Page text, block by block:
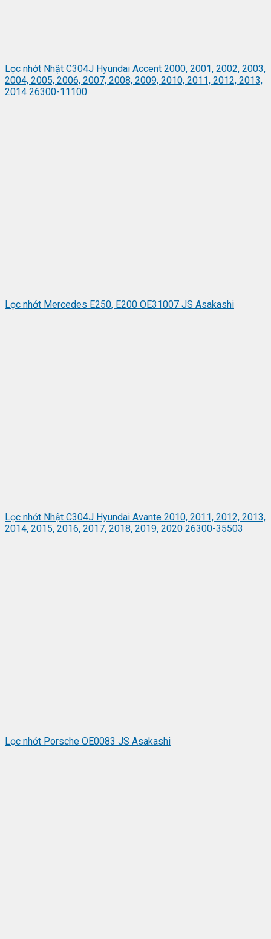
Lọc nhớt Nhật C304J Hyundai Accent 2000, 2001, 2002, 2003,
2004, 2005, 2006, 2007, 2008, 2009, 2010, 2011, 2012, 2013,
2014 26300-11100
Lọc nhớt Mercedes E250, E200 OE31007 JS Asakashi
Lọc nhớt Nhật C304J Hyundai Avante 2010, 2011, 2012, 2013,
2014, 2015, 2016, 2017, 2018, 2019, 2020 26300-35503
Lọc nhớt Porsche OE0083 JS Asakashi